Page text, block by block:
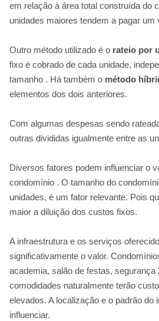
em relação à área total construída do
unidades maiores tendem a pagar um
Outro método utilizado é o rateio por
fixo é cobrado de cada unidade,
tamanho . Há também o método
elementos dos dois anteriores.
Com algumas despesas sendo
outras divididas igualmente entre as
Diversos fatores podem influenciar o
condomínio . O tamanho do
unidades, é um fator relevante. Pois
maior a diluição dos custos fixos.
A infraestrutura e os serviços
significativamente o valor.
academia, salão de festas, segurança
comodidades naturalmente terão
elevados. A localização e o padrão do
influenciar.